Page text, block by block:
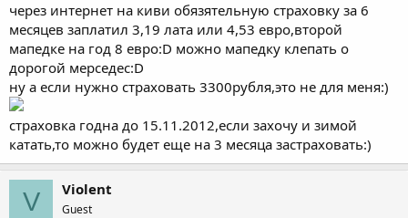
через интернет на киви обязятельную страховку за 6
месяцев заплатил 3,19 лата или 4,53 евро,второй
мапедке на год 8 евро:D можно мапедку клепать о
дорогой мерседес:D
ну а если нужно страховать 3300рубля,это не для меня:)
страховка годна до 15.11.2012,если захочу и зимой
катать,то можно будет еще на 3 месяца застраховать:)
V Violent
Guest